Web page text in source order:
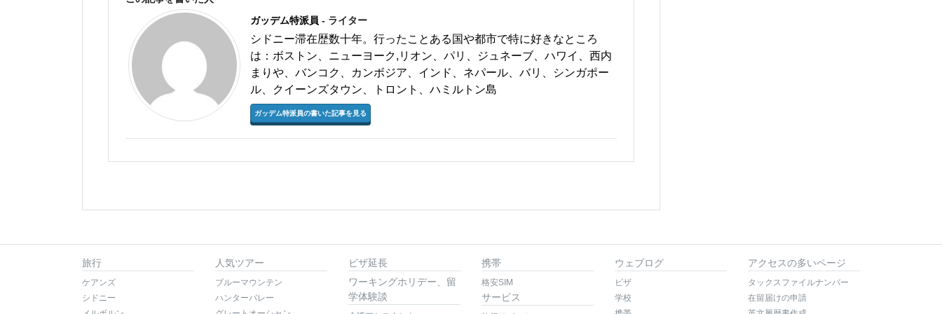
ガッデム特派員 - ライター
シドニー滞在歴数十年。行ったことある国や都市で特に好きなところ
は：ボストン、ニューヨーク,リオン、パリ、ジュネーブ、ハワイ、西内
まりや、バンコク、カンボジア、インド、ネパール、バリ、シンガポー
ル、クイーンズタウン、トロント、ハミルトン島
ガッデム特派員の書いた記事を見る
旅行
ケアンズ
シドニー
人気ツアー
ブルーマウンテン
ハンターバレー
ビザ延長
ワーキングホリデー、留
学体験談
携帯
格安SIM
サービス
ウェブログ
ビザ
学校
アクセスの多いページ
タックスファイルナンバー
在留届けの申請